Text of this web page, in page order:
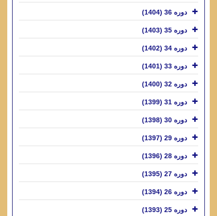
دوره 36 (1404)
دوره 35 (1403)
دوره 34 (1402)
دوره 33 (1401)
دوره 32 (1400)
دوره 31 (1399)
دوره 30 (1398)
دوره 29 (1397)
دوره 28 (1396)
دوره 27 (1395)
دوره 26 (1394)
دوره 25 (1393)